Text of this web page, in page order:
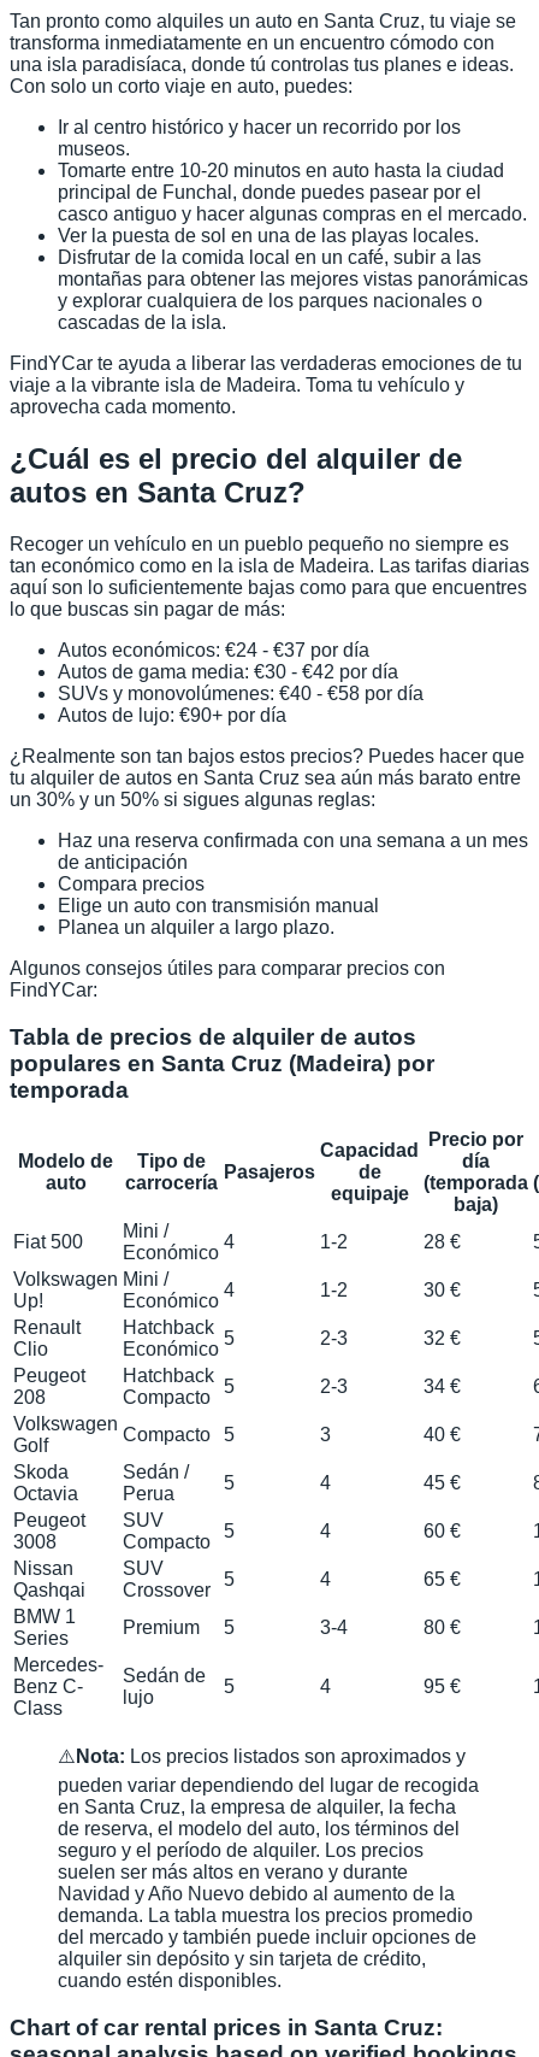
Tan pronto como alquiles un auto en Santa Cruz, tu viaje se
transforma inmediatamente en un encuentro cómodo con
una isla paradisíaca, donde tú controlas tus planes e ideas.
Con solo un corto viaje en auto, puedes:
Ir al centro histórico y hacer un recorrido por los
museos.
Tomarte entre 10-20 minutos en auto hasta la ciudad
principal de Funchal, donde puedes pasear por el
casco antiguo y hacer algunas compras en el mercado.
Ver la puesta de sol en una de las playas locales.
Disfrutar de la comida local en un café, subir a las
montañas para obtener las mejores vistas panorámicas
y explorar cualquiera de los parques nacionales o
cascadas de la isla.
FindYCar te ayuda a liberar las verdaderas emociones de tu
viaje a la vibrante isla de Madeira. Toma tu vehículo y
aprovecha cada momento.
¿Cuál es el precio del alquiler de
autos en Santa Cruz?
Recoger un vehículo en un pueblo pequeño no siempre es
tan económico como en la isla de Madeira. Las tarifas diarias
aquí son lo suficientemente bajas como para que encuentres
lo que buscas sin pagar de más:
Autos económicos: €24 - €37 por día
Autos de gama media: €30 - €42 por día
SUVs y monovolúmenes: €40 - €58 por día
Autos de lujo: €90+ por día
¿Realmente son tan bajos estos precios? Puedes hacer que
tu alquiler de autos en Santa Cruz sea aún más barato entre
un 30% y un 50% si sigues algunas reglas:
Haz una reserva confirmada con una semana a un mes
de anticipación
Compara precios
Elige un auto con transmisión manual
Planea un alquiler a largo plazo.
Algunos consejos útiles para comparar precios con
FindYCar:
Tabla de precios de alquiler de autos
populares en Santa Cruz (Madeira) por
temporada
Modelo de
auto
Tipo de
carrocería
Pasajeros
Capacidad
de
equipaje
Precio por
día
(temporada
baja)
Fiat 500
Mini /
Económico
4 1-2 28 €
Volkswagen
Up!
Mini /
Económico
4 1-2 30 €
Renault
Clio
Hatchback
Económico
5 2-3 32 €
Peugeot
208
Hatchback
Compacto
5 2-3 34 €
Volkswagen
Golf
Compacto 5 3 40 €
Skoda
Octavia
Sedán /
Perua
5 4 45 €
Peugeot
3008
SUV
Compacto
5 4 60 €
Nissan
Qashqai
SUV
Crossover
5 4 65 €
BMW 1
Series
Premium 5 3-4 80 €
Mercedes-
Benz C-
Class
Sedán de
lujo
5 4 95 €
⚠️ Nota: Los precios listados son aproximados y
pueden variar dependiendo del lugar de recogida
en Santa Cruz, la empresa de alquiler, la fecha
de reserva, el modelo del auto, los términos del
seguro y el período de alquiler. Los precios
suelen ser más altos en verano y durante
Navidad y Año Nuevo debido al aumento de la
demanda. La tabla muestra los precios promedio
del mercado y también puede incluir opciones de
alquiler sin depósito y sin tarjeta de crédito,
cuando estén disponibles.
Chart of car rental prices in Santa Cruz: